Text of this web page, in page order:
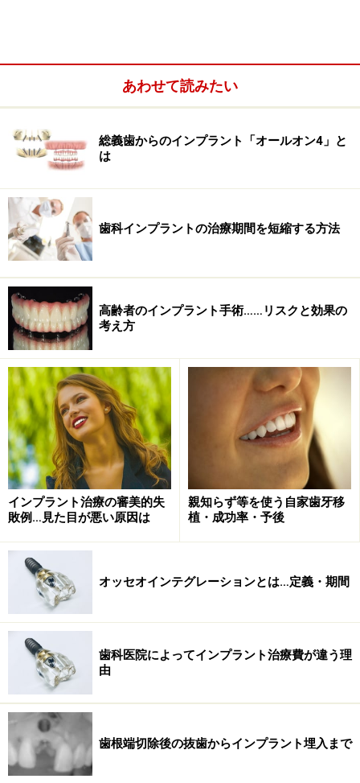
われています。また、周囲の歯肉や上部構造が健全に機
能している成功率も90%以上と言われています。ただ
し、術者の治療技術や考え方、インプラントシステム、
患者様の環境によって大きく結果が異なる事も事実で
す。
何らかの理由で歯を失うことになったわけですから、歯
科インプラントを支えるための十分な骨量が不足してい
ることも多く、その場合は骨造成を行う事もあります。
大きく不足している場合は、まず骨造成のみを行ってか
ら改めて歯科インプラント埋入を別の機会に行うステー
ジドアプローチで行います。また、条件がそろった場合
には抜歯と同時にインプラント埋入をし、不足部分に同
時に骨造成を行う抜歯即時埋入という方法も最近では増
えてきています。
最近では、機能回復のための歯科インプラント治療だけ
でなく、審美的要求も高くなってきているために、周囲
あわせて読みたい
総義歯からのインプラント「オールオン4」と
は
歯科インプラントの治療期間を短縮する方法
高齢者のインプラント手術……リスクと効果の
考え方
インプラント治療の審美的失
敗例…見た目が悪い原因は
親知らず等を使う自家歯牙移
植・成功率・予後
オッセオインテグレーションとは…定義・期間
歯科医院によってインプラント治療費が違う理
由
歯根端切除後の抜歯からインプラント埋入まで